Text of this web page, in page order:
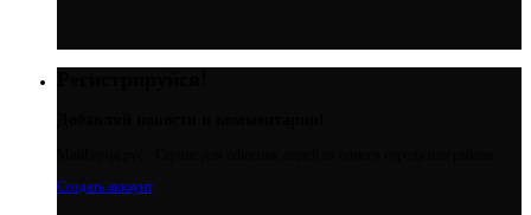
Создать аккаунт